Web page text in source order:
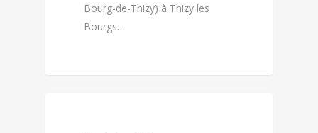
Bourg-de-Thizy) à Thizy les
Bourgs…